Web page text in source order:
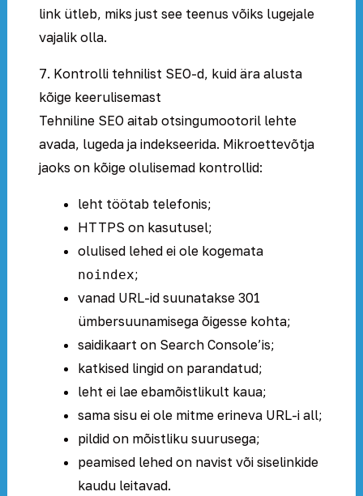
link ütleb, miks just see teenus võiks lugejale
vajalik olla.
7. Kontrolli tehnilist SEO-d, kuid ära alusta
kõige keerulisemast
Tehniline SEO aitab otsingumootoril lehte
avada, lugeda ja indekseerida. Mikroettevõtja
jaoks on kõige olulisemad kontrollid:
leht töötab telefonis;
HTTPS on kasutusel;
olulised lehed ei ole kogemata
noindex;
vanad URL-id suunatakse 301
ümbersuunamisega õigesse kohta;
saidikaart on Search Console’is;
katkised lingid on parandatud;
leht ei lae ebamõistlikult kaua;
sama sisu ei ole mitme erineva URL-i all;
pildid on mõistliku suurusega;
peamised lehed on navist või siselinkide
kaudu leitavad.